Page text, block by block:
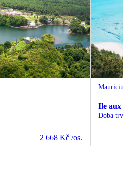
2 668 Kč /os.
Mauricius
Ile aux
Doba